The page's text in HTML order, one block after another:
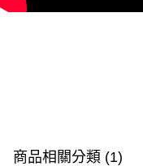
免運費
商品相關分類 (1)